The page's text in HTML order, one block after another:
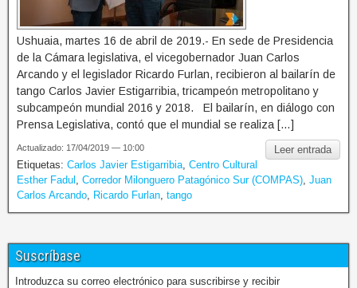
Ushuaia, martes 16 de abril de 2019.- En sede de Presidencia
de la Cámara legislativa, el vicegobernador Juan Carlos
Arcando y el legislador Ricardo Furlan, recibieron al bailarín de
tango Carlos Javier Estigarribia, tricampeón metropolitano y
subcampeón mundial 2016 y 2018. El bailarín, en diálogo con
Prensa Legislativa, contó que el mundial se realiza […]
Leer entrada
Actualizado: 17/04/2019 — 10:00
Etiquetas: Carlos Javier Estigarribia Centro Cultural
Esther Fadul
Corredor Milonguero Patagónico Sur (COMPAS) Juan
Carlos Arcando
Ricardo Furlan tango
Suscríbase
Introduzca su correo electrónico para suscribirse y recibir